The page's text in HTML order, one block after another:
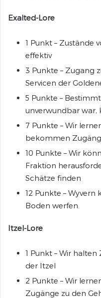
Exalted-Lore
1 Punkt – Zustände
effektiv
3 Punkte – Zugang
Servicen der
5 Punkte –
unverwundbar
7 Punkte – Wir
bekommen
10 Punkte – Wir
Fraktion
Schätze finden
12 Punkte –
Boden werfen.
Itzel-Lore
1 Punkt – Wir
der Itzel
2 Punkte – Wir
Zugänge zu den